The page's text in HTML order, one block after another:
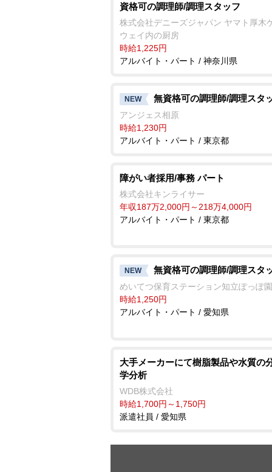
資格可の調理師/調理スタッフ
株式会社デニーズジャパン ヤマト厚木
ウェイ内の厨房
時給1,225円
アルバイト・パート / 神奈川県
NEW 無資格可の調理師/調理スタ
アンジェス相原
時給1,230円
アルバイト・パート / 東京都
障がい者採用/事務 パート
株式会社キンライサー
年収187万2,000円～218万4,000円
アルバイト・パート / 東京都
NEW 無資格可の調理師/調理スタ
めいてつ保育ステーション知立ぽっぽ園
時給1,250円
アルバイト・パート / 愛知県
大手メーカーにて樹脂製品や水質の
学分析
WDB株式会社
時給1,700円～1,750円
派遣社員 / 愛知県